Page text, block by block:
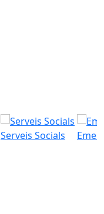
Serveis Socials